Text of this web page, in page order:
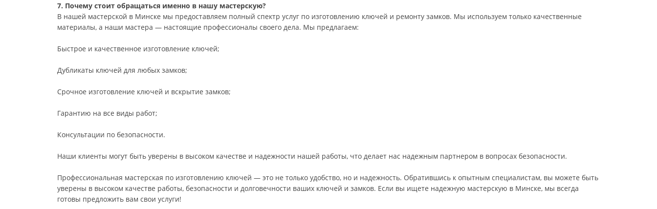
7. Почему стоит обращаться именно в нашу мастерскую?
В нашей мастерской в Минске мы предоставляем полный спектр услуг по изготовлению ключей и ремонту замков. Мы используем только качественные
материалы, а наши мастера — настоящие профессионалы своего дела. Мы предлагаем:
Быстрое и качественное изготовление ключей;
Дубликаты ключей для любых замков;
Срочное изготовление ключей и вскрытие замков;
Гарантию на все виды работ;
Консультации по безопасности.
Наши клиенты могут быть уверены в высоком качестве и надежности нашей работы, что делает нас надежным партнером в вопросах безопасности.
Профессиональная мастерская по изготовлению ключей — это не только удобство, но и надежность. Обратившись к опытным специалистам, вы можете быть
уверены в высоком качестве работы, безопасности и долговечности ваших ключей и замков. Если вы ищете надежную мастерскую в Минске, мы всегда
готовы предложить вам свои услуги!